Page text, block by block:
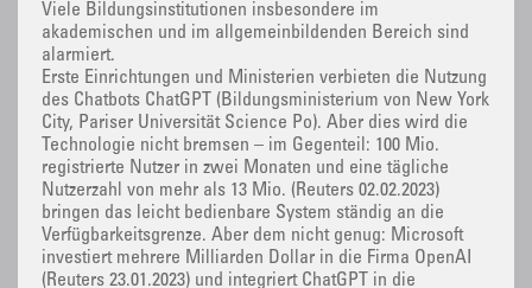
Viele Bildungsinstitutionen insbesondere im
akademischen und im allgemeinbildenden Bereich sind
alarmiert.
Erste Einrichtungen und Ministerien verbieten die Nutzung
des Chatbots ChatGPT (Bildungsministerium von New York
City, Pariser Universität Science Po). Aber dies wird die
Technologie nicht bremsen – im Gegenteil: 100 Mio.
registrierte Nutzer in zwei Monaten und eine tägliche
Nutzerzahl von mehr als 13 Mio. (Reuters 02.02.2023)
bringen das leicht bedienbare System ständig an die
Verfügbarkeitsgrenze. Aber dem nicht genug: Microsoft
investiert mehrere Milliarden Dollar in die Firma OpenAI
(Reuters 23.01.2023) und integriert ChatGPT in die